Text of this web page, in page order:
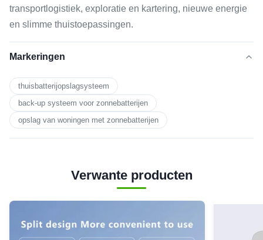
transportlogistiek, exploratie en kartering, nieuwe energie
en slimme thuistoepassingen.
Markeringen
thuisbatterijopslagsysteem
back-up systeem voor zonnebatterijen
opslag van woningen met zonnebatterijen
Verwante producten